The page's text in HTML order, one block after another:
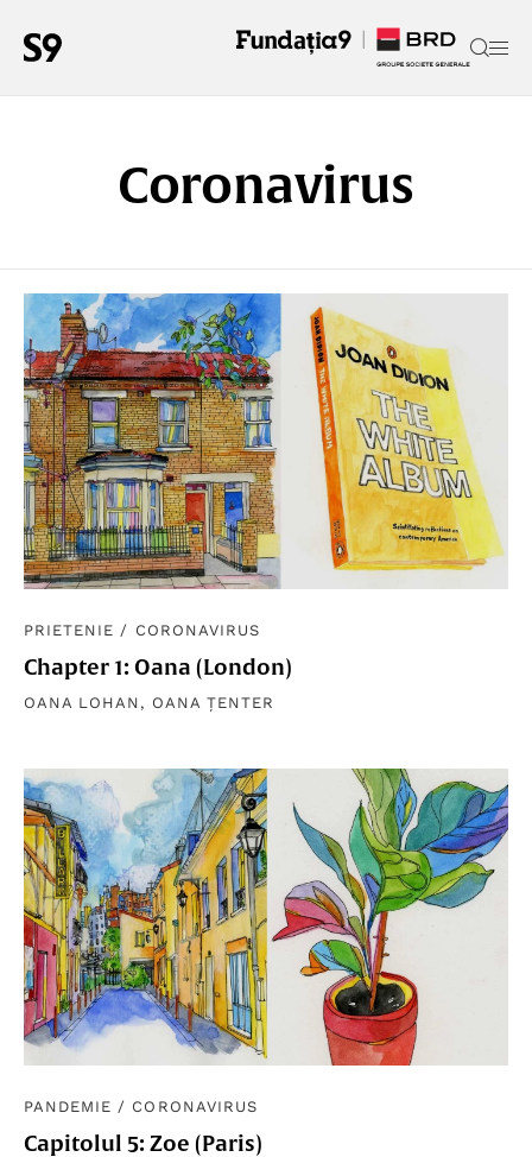
Coronavirus
PRIETENIE / CORONAVIRUS
Chapter 1: Oana (London)
OANA LOHAN , OANA ȚENTER
PANDEMIE / CORONAVIRUS
Capitolul 5: Zoe (Paris)